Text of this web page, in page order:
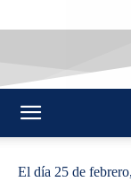
El día 25 de